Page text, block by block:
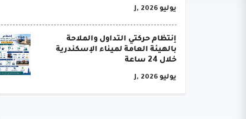
يوليو J, 2026
إنتظام حركتي التداول والملاحة
بالهيئة العامة لميناء الإسكندرية
خلال 24 ساعة
يوليو J, 2026